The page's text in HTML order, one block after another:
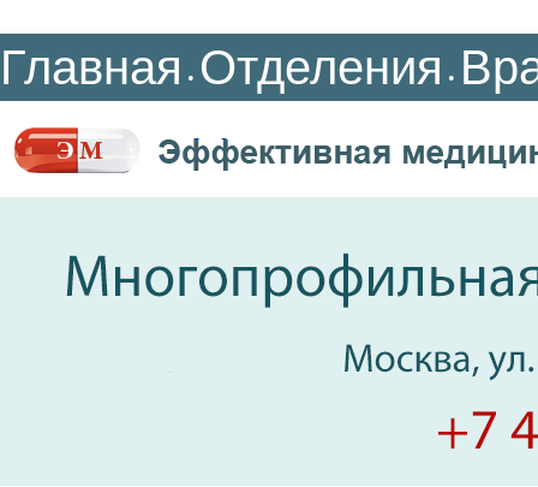
Главная • Отделения •